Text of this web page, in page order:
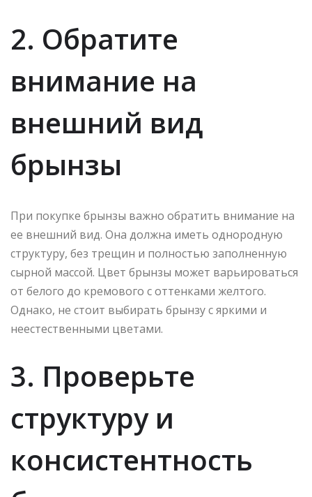
2. Обратите
внимание на
внешний вид
брынзы
При покупке брынзы важно обратить внимание на
ее внешний вид. Она должна иметь однородную
структуру, без трещин и полностью заполненную
сырной массой. Цвет брынзы может варьироваться
от белого до кремового с оттенками желтого.
Однако, не стоит выбирать брынзу с яркими и
неестественными цветами.
3. Проверьте
структуру и
консистентность